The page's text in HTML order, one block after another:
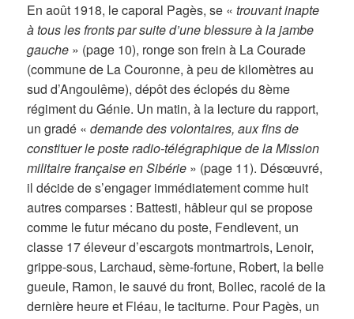
En août 1918, le caporal Pagès, se «trouvant inapte
à tous les fronts par suite d’une blessure à la jambe
gauche » (page 10), ronge son frein à La Courade
(commune de La Couronne, à peu de kilomètres au
sud d’Angoulême), dépôt des éclopés du 8ème
régiment du Génie. Un matin, à la lecture du rapport,
un gradé «demande des volontaires, aux fins de
constituer le poste radio-télégraphique de la Mission
militaire française en Sibérie » (page 11). Désœuvré,
il décide de s’engager immédiatement comme huit
autres comparses : Battesti, hâbleur qui se propose
comme le futur mécano du poste, Fendlevent, un
classe 17 éleveur d’escargots montmartrois, Lenoir,
grippe-sous, Larchaud, sème-fortune, Robert, la belle
gueule, Ramon, le sauvé du front, Bollec, racolé de la
dernière heure et Fléau, le taciturne. Pour Pagès, un